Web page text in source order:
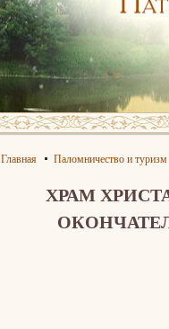
Главная Паломничество и туризм
ХРАМ